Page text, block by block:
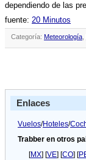
dependiendo de las
fuente: 20 Minutos
Categoría: Meteorologí­a
Enlaces
Vuelos/Hoteles/
Trabber en otros
[MX] [VE] [CO] [